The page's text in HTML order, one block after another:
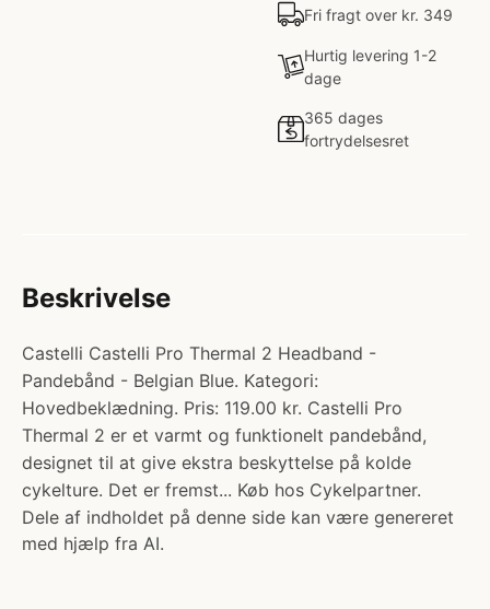
Fri fragt over kr. 349
Hurtig levering 1-2
dage
365 dages
fortrydelsesret
Beskrivelse
Castelli Castelli Pro Thermal 2 Headband -
Pandebånd - Belgian Blue. Kategori:
Hovedbeklædning. Pris: 119.00 kr. Castelli Pro
Thermal 2 er et varmt og funktionelt pandebånd,
designet til at give ekstra beskyttelse på kolde
cykelture. Det er fremst... Køb hos Cykelpartner.
Dele af indholdet på denne side kan være genereret
med hjælp fra AI.